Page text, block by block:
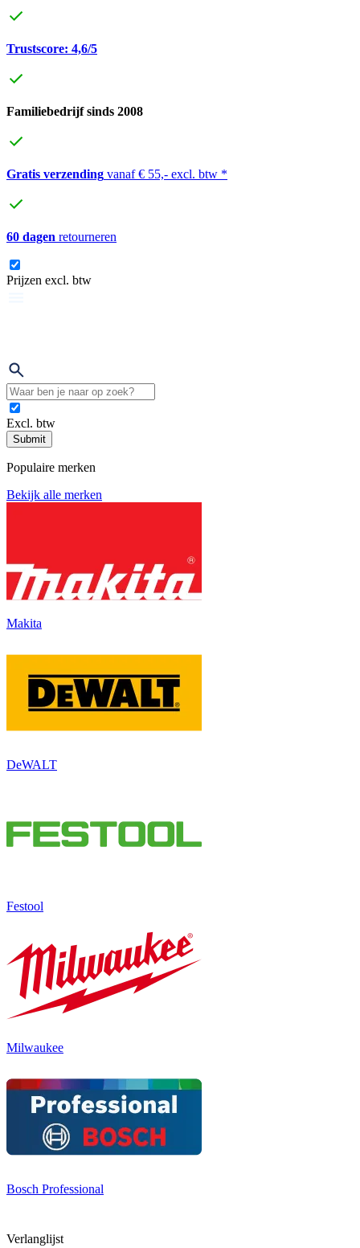
Trustscore: 4,6/5
Familiebedrijf sinds 2008
Gratis verzending vanaf € 55,- excl. btw *
60 dagen retourneren
Prijzen excl. btw
Excl. btw
Submit
Populaire merken
Bekijk alle merken
Makita
DeWALT
Festool
Milwaukee
Bosch Professional
Verlanglijst